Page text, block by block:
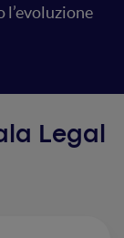
l’evoluzione
Legal